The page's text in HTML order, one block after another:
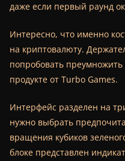
даже если первый раунд
Интересно, что именно
на криптовалюту.
попробовать
продукте от Turbo Games.
Интерфейс разделен на
нужно выбрать
вращения кубиков
блоке представлен